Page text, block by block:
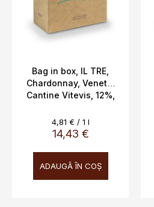
Bag in box, IL TRE,
Chardonnay, Veneto,
Cantine Vitevis, 12%,
14,43 €
Evaluare
preţ:
4,81 € / 1 l
ADAUGĂ ÎN COŞ